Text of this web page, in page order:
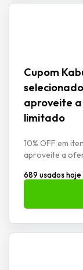
Cupom
aproveite
limitado
10% OFF em
aproveite a
689 usados hoje